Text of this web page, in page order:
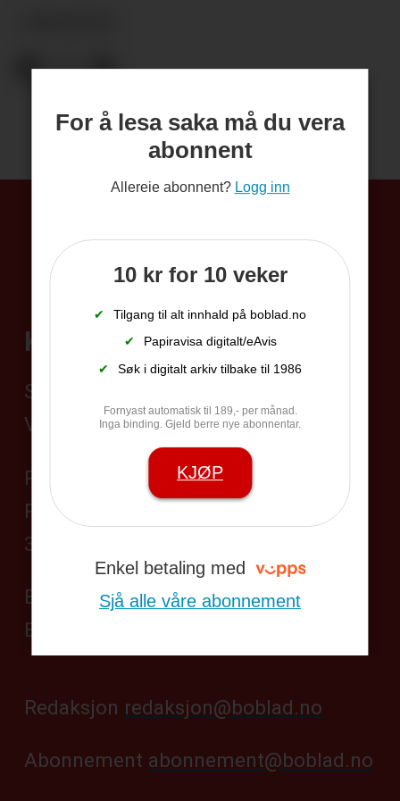
For å lesa saka må du vera
abonnent
Allereie abonnent? Logg inn
10 kr for 10 veker
✔
Tilgang til alt innhald på boblad.no
✔
Papiravisa digitalt/eAvis
✔
Søk i digitalt arkiv tilbake til 1986
Fornyast automatisk til 189,- per månad.
Inga binding. Gjeld berre nye abonnentar.
KJØP
Enkel betaling med
Sjå alle våre abonnement
Kontakt
Sentralbord 35 95 19 45
Vakttelefon 406 24 528
Postadresse:
Postboks 104,
3833 Bø i Telemark
Besøksadresse:
Bøgata 69, Bø sentrum
Redaksjon redaksjon@boblad.no
Abonnement abonnement@boblad.no